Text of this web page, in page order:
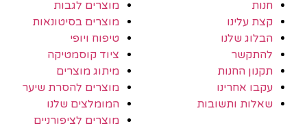
חנות
קצת עלינו
הבלוג שלנו
להתקשר
תקנון החנות
עקבו אחרינו
שאלות ותשובות
מוצרים לגבות
מוצרים בסיטונאות
טיפוח ויופי
ציוד קוסמטיקה
מיתוג מוצרים
מוצרים להסרת שיער
המומלצים שלנו
מוצרים לציפורניים